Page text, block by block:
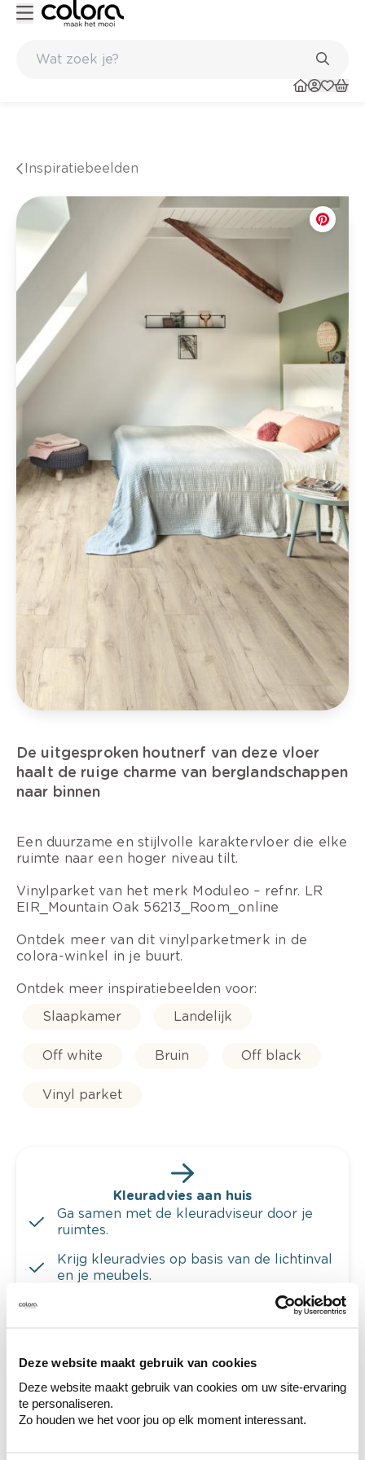
Deze website maakt gebruik van cookies
Deze website maakt gebruik van cookies om uw site-ervaring
te personaliseren.
Zo houden we het voor jou op elk moment interessant.
Inspiratiebeelden
De uitgesproken houtnerf van deze vloer
haalt de ruige charme van berglandschappen
naar binnen
Een duurzame en stijlvolle karaktervloer die elke
ruimte naar een hoger niveau tilt.
Vinylparket van het merk Moduleo – refnr. LR
EIR_Mountain Oak 56213_Room_online
Ontdek meer van dit vinylparketmerk in de
colora-winkel in je buurt.
Ontdek meer inspiratiebeelden voor:
Slaapkamer
Landelijk
Off white Bruin Off black
Vinyl parket
Kleuradvies aan huis
Ga samen met de kleuradviseur door je
ruimtes.
Krijg kleuradvies op basis van de lichtinval
en je meubels.
Krijg ineens een technologische check-up
Bekijk je kleur in de winkel